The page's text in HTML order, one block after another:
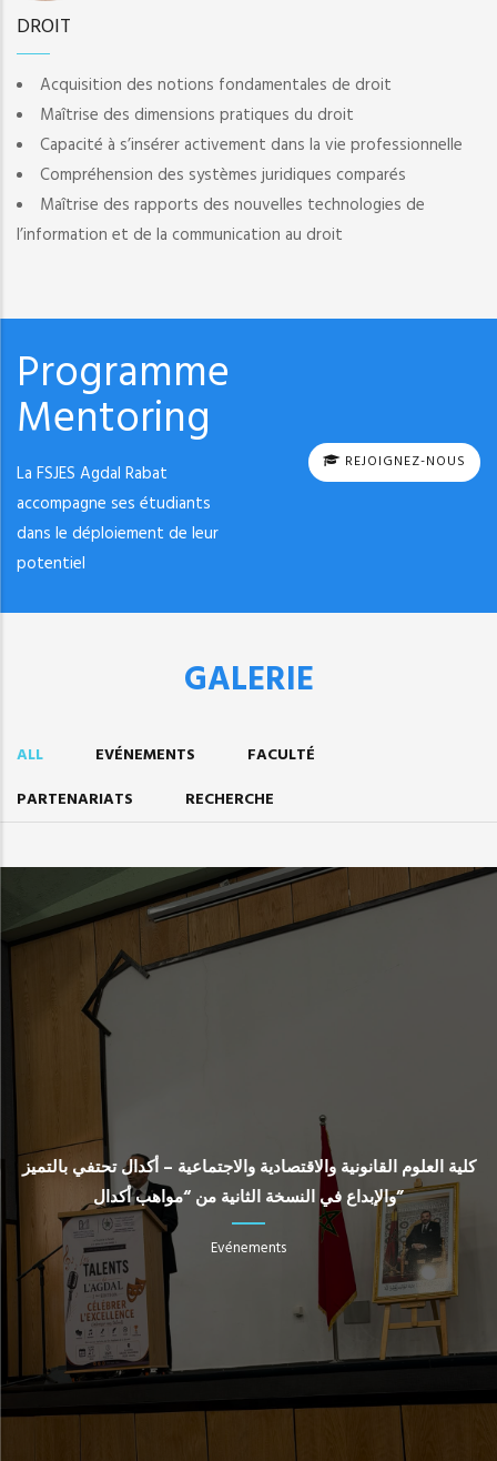
DROIT
Acquisition des notions fondamentales de droit
Maîtrise des dimensions pratiques du droit
Capacité à s’insérer activement dans la vie professionnelle
Compréhension des systèmes juridiques comparés
Maîtrise des rapports des nouvelles technologies de
l’information et de la communication au droit
Programme
Mentoring
La FSJES Agdal Rabat
accompagne ses étudiants
dans le déploiement de leur
potentiel
REJOIGNEZ-NOUS
GALERIE
ALL EVÉNEMENTS
FACULTÉ
PARTENARIATS
RECHERCHE
كلية العلوم القانونية والاقتصادية والاجتماعية – أكدال تحتفي بالتميز
والإبداع في النسخة الثانية من “مواهب أكدال”
Evénements